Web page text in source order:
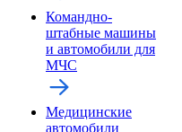
Командно-
штабные машины
и автомобили для
МЧС
Медицинские
автомобили